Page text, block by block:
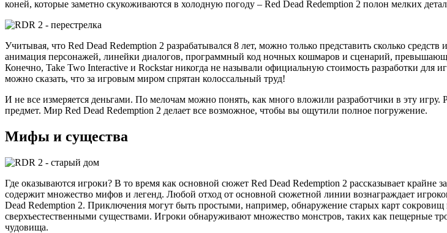
коней, которые заметно скукоживаются в холодную погоду – Red Dead Redemption 2 полон мелких
Учитывая, что Red Dead Redemption 2 разрабатывался 8 лет, можно только представить сколько
анимация персонажей, линейки диалогов, программный код ночных кошмаров и сценарий,
Конечно, Take Two Interactive и Rockstar никогда не называли официальную стоимость разработки
можно сказать, что за игровым миром спрятан колоссальный труд!
И не все измеряется деньгами. По мелочам можно понять, как много вложили разработчики в эту
предмет. Мир Red Dead Redemption 2 делает все возможное, чтобы вы ощутили полное погружение.
Мифы и существа
Где оказываются игроки? В то время как основной сюжет Red Dead Redemption 2 рассказывает
содержит множество мифов и легенд. Любой отход от основной сюжетной линии вознаграждает
Dead Redemption 2. Приключения могут быть простыми, например, обнаружение старых карт
сверхъестественными существами. Игроки обнаруживают множество монстров, таких как пещерные
чудовища.